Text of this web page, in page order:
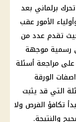
برلماني بعد
الأمور عقب
يوم الخميس 2 يوليو 2026، حيث تقدم عدد من
رسمية موجهة
على مراجعة أسئلة
الورقة
التي قد يثبت
تكافؤ الفرص ولا
والنتيجة.